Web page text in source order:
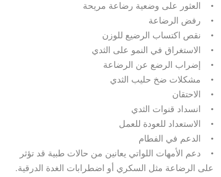
• العثور على وضعية رضاعة مريحة
• رفض الرضاعة
• نقص اكتساب الرضيع للوزن
• الاستغراق في النمو على الثدي
• إضراب الرضع عن الرضاعة
• مشكلات ضخ حليب الثدي
• الاحتقان
• انسداد قنوات الثدي
• الاستعداد للعودة للعمل
• الدعم في الفطام
• دعم الأمهات اللواتي يعانين من حالات طبية قد تؤثر
على الرضاعة مثل السكري أو اضطرابات الغدة الدرقية.